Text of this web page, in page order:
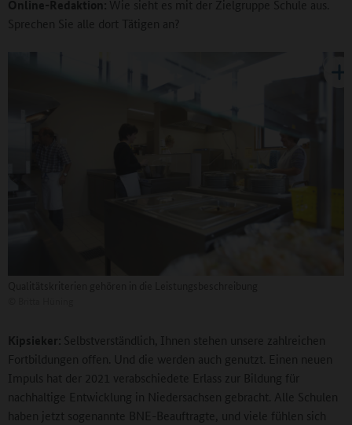
Online-Redaktion: Wie sieht es mit der Zielgruppe Schule aus.
Sprechen Sie alle dort Tätigen an?
Kipsieker: Selbstverständlich, Ihnen stehen unsere zahlreichen
Fortbildungen offen. Und die werden auch genutzt. Einen neuen
Impuls hat der 2021 verabschiedete Erlass zur Bildung für
nachhaltige Entwicklung in Niedersachsen gebracht. Alle Schulen
haben jetzt sogenannte BNE-Beauftragte, und viele fühlen sich